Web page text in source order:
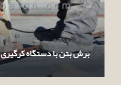
برش بتن با دستگاه کرگیری